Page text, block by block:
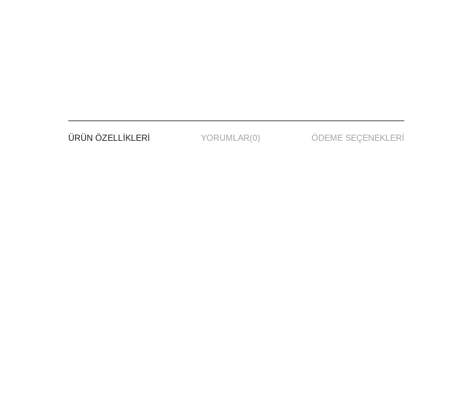
ÜRÜN ÖZELLIKLERI YORUMLAR(0) ÖDEME SEÇENEKLERI